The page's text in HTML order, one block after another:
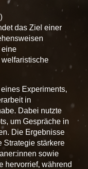
das Ziel einer
eine
Experiments,
in
Dabei nutzte
um Gespräche in
Die Ergebnisse
Strategie stärkere
sowie
hervorrief, während